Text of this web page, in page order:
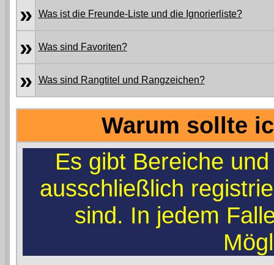
» Was ist die Freunde-Liste und die Ignorierliste?
» Was sind Favoriten?
» Was sind Rangtitel und Rangzeichen?
Warum sollte
Es gibt Bereiche
ausschließlich
sind. In jedem